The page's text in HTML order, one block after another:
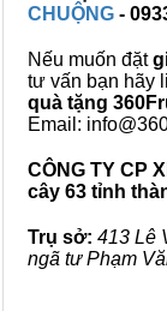
CHUỘNG -
Nếu muốn đặt
tư vấn bạn hãy
quà tặng
Email:
CÔNG TY CP
cây 63 tỉnh
Trụ sở: 413 Lê
ngã tư Phạm